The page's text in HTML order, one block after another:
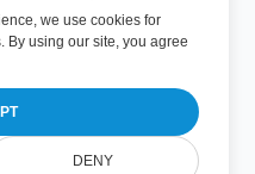
we use cookies for
By using our site, you agree
DENY